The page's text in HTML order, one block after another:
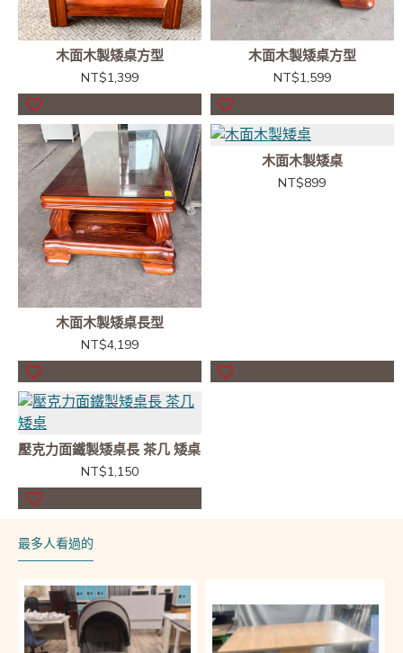
木面木製矮桌方型
NT$1,399
木面木製矮桌方型
NT$1,599
木面木製矮桌長型
NT$4,199
木面木製矮桌
NT$899
壓克力面鐵製矮桌長 茶几 矮桌
NT$1,150
最多人看過的